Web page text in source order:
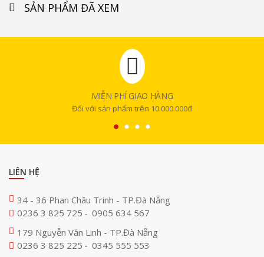
SẢN PHẨM ĐÃ XEM
MIỄN PHÍ GIAO HÀNG
Đối với sản phẩm trên 10.000.000đ
LIÊN HỆ
34 - 36 Phan Châu Trinh - TP.Đà Nẵng
0236 3 825 725 - 0905 634 567
179 Nguyễn Văn Linh - TP.Đà Nẵng
0236 3 825 225 - 0345 555 553